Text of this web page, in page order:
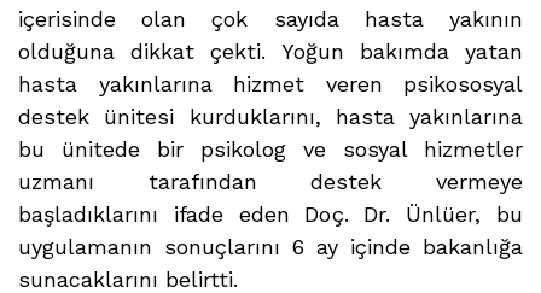
içerisinde olan çok sayıda hasta yakının
olduğuna dikkat çekti. Yoğun bakımda yatan
hasta yakınlarına hizmet veren psikososyal
destek ünitesi kurduklarını, hasta yakınlarına
bu ünitede bir psikolog ve sosyal hizmetler
uzmanı tarafından destek vermeye
başladıklarını ifade eden Doç. Dr. Ünlüer, bu
uygulamanın sonuçlarını 6 ay içinde bakanlığa
sunacaklarını belirtti.